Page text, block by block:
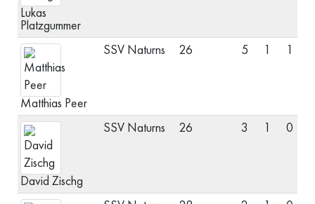
Lukas
Platzgummer
Matthias Peer
SSV Naturns 26 5 1 1
David Zischg
SSV Naturns 26 3 1 0